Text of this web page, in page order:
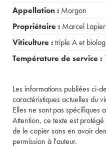
Appellation : Morgon
Propriétaire : Marcel
Viticulture :triple A et
Température de service :
Les informations publiées ci-
caractéristiques actuelles du
Elles ne sont pas spécifiques
Attention, ce texte est
de le copier sans en avoir
permission à l'auteur.